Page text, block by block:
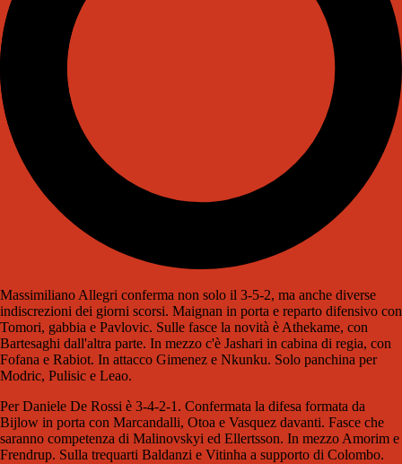
Massimiliano Allegri conferma non solo il 3-5-2, ma anche diverse
indiscrezioni dei giorni scorsi. Maignan in porta e reparto difensivo con
Tomori, gabbia e Pavlovic. Sulle fasce la novità è Athekame, con
Bartesaghi dall'altra parte. In mezzo c'è Jashari in cabina di regia, con
Fofana e Rabiot. In attacco Gimenez e Nkunku. Solo panchina per
Modric, Pulisic e Leao.
Per Daniele De Rossi è 3-4-2-1. Confermata la difesa formata da
Bijlow in porta con Marcandalli, Otoa e Vasquez davanti. Fasce che
saranno competenza di Malinovskyi ed Ellertsson. In mezzo Amorim e
Frendrup. Sulla trequarti Baldanzi e Vitinha a supporto di Colombo.